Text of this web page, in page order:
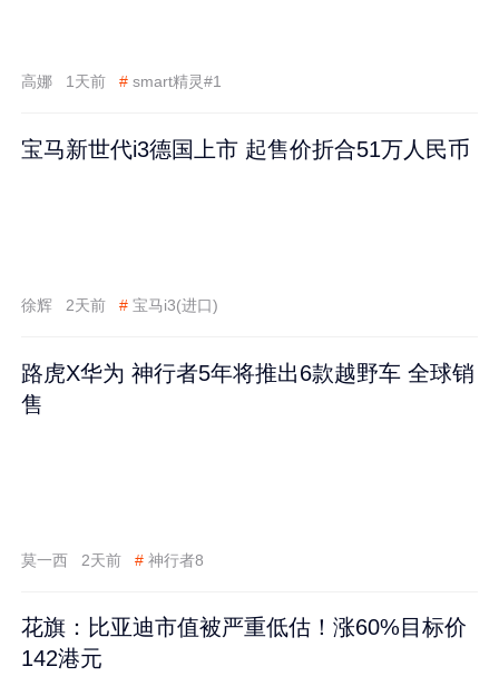
高娜 1天前 # smart精灵#1
宝马新世代i3德国上市 起售价折合51万人民币
徐辉 2天前 # 宝马i3(进口)
路虎X华为 神行者5年将推出6款越野车 全球销
售
莫一西 2天前 # 神行者8
花旗：比亚迪市值被严重低估！涨60%目标价
142港元